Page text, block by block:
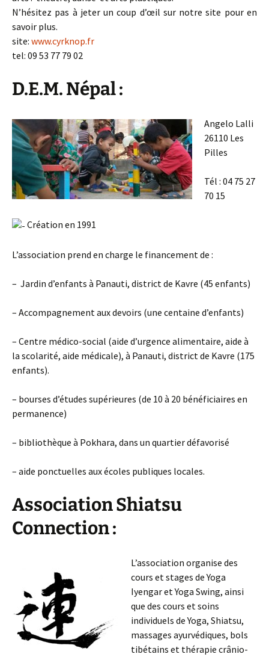
N’hésitez pas à jeter un coup d’œil sur notre site pour en
savoir plus.
site: www.cyrknop.fr
tel: 09 53 77 79 02
D.E.M. Népal :
Angelo Lalli
26110 Les
Pilles
Tél : 04 75 27
70 15
Création en 1991
L’association prend en charge le financement de :
– Jardin d’enfants à Panauti, district de Kavre (45 enfants)
– Accompagnement aux devoirs (une centaine d’enfants)
– Centre médico-social (aide d’urgence alimentaire, aide à
la scolarité, aide médicale), à Panauti, district de Kavre (175
enfants).
– bourses d’études supérieures (de 10 à 20 bénéficiaires en
permanence)
– bibliothèque à Pokhara, dans un quartier défavorisé
– aide ponctuelles aux écoles publiques locales.
Association Shiatsu
Connection :
L’association organise des
cours et stages de Yoga
Iyengar et Yoga Swing, ainsi
que des cours et soins
individuels de Yoga, Shiatsu,
massages ayurvédiques, bols
tibétains et thérapie crânio-